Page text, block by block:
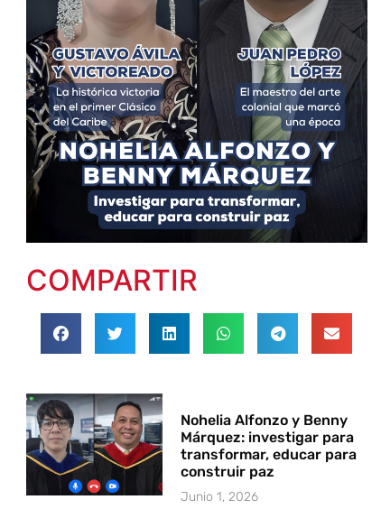
COMPARTIR
Nohelia Alfonzo y Benny
Márquez: investigar para
transformar, educar para
construir paz
Junio 1, 2026